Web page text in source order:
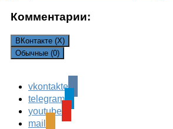
Комментарии:
ВКонтакте (X)
Обычные (0)
Leave a Reply
Ваш адрес email не будет опубликован.
поля помечены
vkontakte
telegram
youtube
mail